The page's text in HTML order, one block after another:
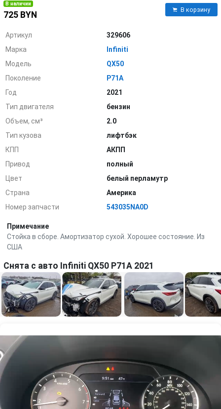
В наличии
725 BYN
В корзину
Артикул
329606
Марка
Infiniti
Модель
QX50
Поколение
P71A
Год
2021
Тип двигателя
бензин
Объем, см³
2.0
Тип кузова
лифтбэк
КПП
АКПП
Привод
полный
Цвет
белый перламутр
Страна
Америка
Номер запчасти
543035NA0D
Примечание
Стойка в сборе. Амортизатор сухой. Хорошее состояние. Из
США
Снята с авто Infiniti QX50 P71A 2021